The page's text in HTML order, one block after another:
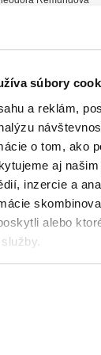
súbory
a reklám,
o tom, ako
aj
inzercie a
alebo
46-90 min.
Films s.r.o
vršek 9
00 Praha 1
http://
+420 224 800 201
Bistro Films s.r.o
vršek 9
00 Praha 1
http://